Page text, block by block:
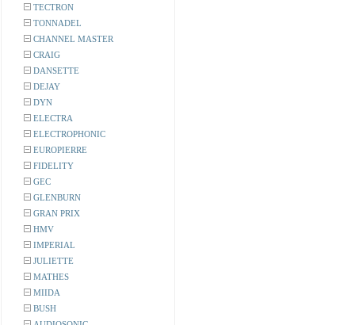
TECTRON
TONNADEL
CHANNEL MASTER
CRAIG
DANSETTE
DEJAY
DYN
ELECTRA
ELECTROPHONIC
EUROPIERRE
FIDELITY
GEC
GLENBURN
GRAN PRIX
HMV
IMPERIAL
JULIETTE
MATHES
MIIDA
BUSH